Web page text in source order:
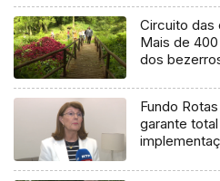
Circuito das
Mais de
dos
Fundo
garante